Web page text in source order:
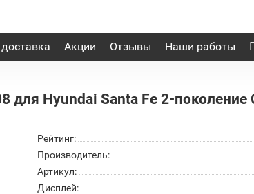
Акции Отзывы Наши работы
для Hyundai Santa Fe 2-
Рейтинг:
Производитель:
Артикул:
Дисплей: